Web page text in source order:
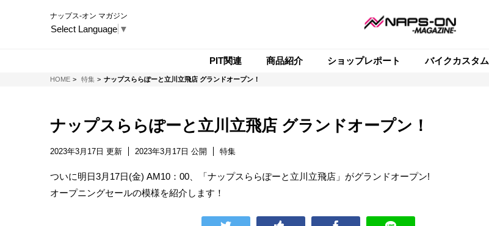
ナップス-オン マガジン
Select Language ▼
PIT関連 商品紹介 ショップレポート バイクカスタム
HOMENAPS-ON マガジン
特集 ナップスららぽーと立川立飛店 グランドオープン！
ナップスららぽーと立川立飛店 グランドオープン！
2023年3月17日 更新 2023年3月17日 公開 特集
ついに明日3月17日(金) AM10：00、「ナップスららぽーと立川立飛店」がグランドオープン!
オープニングセールの模様を紹介します！